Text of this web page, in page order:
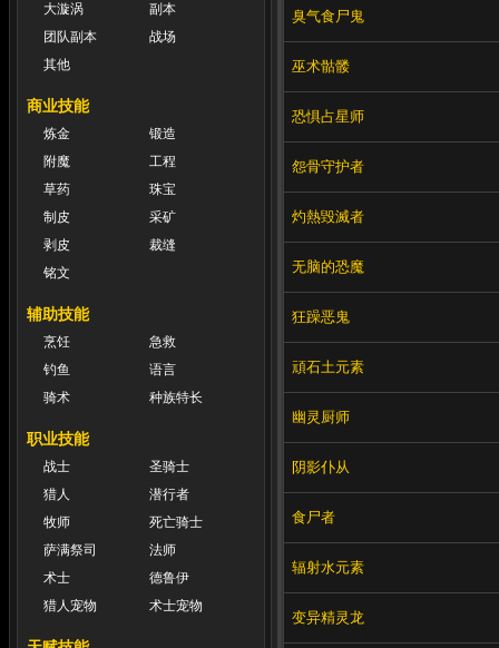
大漩涡
副本
团队副本
战场
其他
商业技能
炼金
锻造
附魔
工程
草药
珠宝
制皮
采矿
剥皮
裁缝
铭文
辅助技能
烹饪
急救
钓鱼
语言
骑术
种族特长
职业技能
战士
圣骑士
猎人
潜行者
牧师
死亡骑士
萨满祭司
法师
术士
德鲁伊
猎人宠物
术士宠物
臭气食尸鬼
巫术骷髅
恐惧占星师
怨骨守护者
灼熱毀滅者
无脑的恐魔
狂躁恶鬼
頑石土元素
幽灵厨师
阴影仆从
食尸者
辐射水元素
变异精灵龙